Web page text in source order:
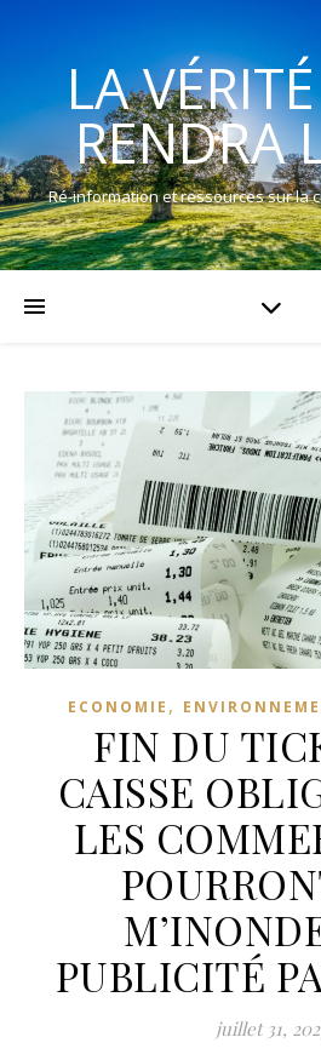
LA
RENDRA
Ré-information et ressources sur la
ECONOMIE ,
FIN DU
CAISSE
LES
PUBLICITÉ
juillet 31,